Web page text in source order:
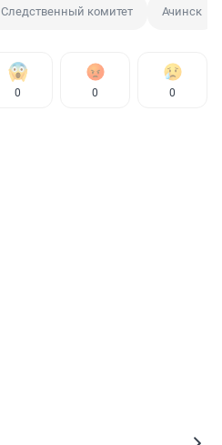
Следственный комитет Ачинск
0 0 0